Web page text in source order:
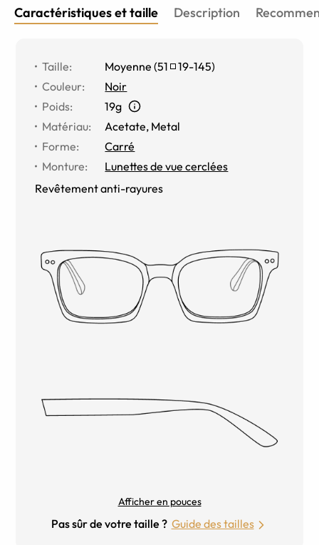
Caractéristiques et taille Description
Taille: Moyenne (51 19-145)
Couleur:
Noir
Poids:
19g
Matériau:
Acetate, Metal
Forme:
Carré
Monture:
Lunettes de vue cerclées
Revêtement anti-rayures
Afficher en pouces
Pas sûr de votre taille ? Guide des tailles